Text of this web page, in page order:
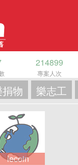
214899
專案人次
物 樂志工
lecoin